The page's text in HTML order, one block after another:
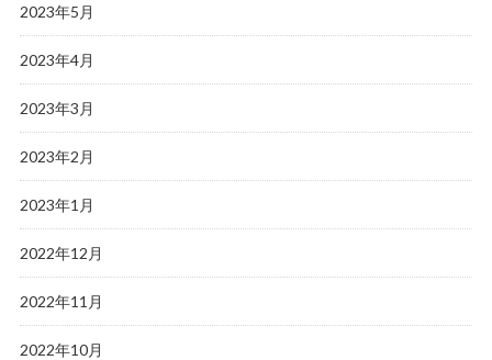
2023年5月
2023年4月
2023年3月
2023年2月
2023年1月
2022年12月
2022年11月
2022年10月